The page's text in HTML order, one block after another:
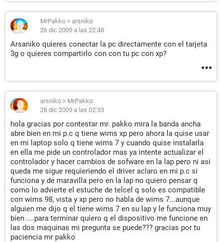
MrPakko > arsniko
26 dic 2009 a las 22:48
Arsaniko quieres conectar la pc directamente con el tarjeta
3g o quieres compartirlo con con tu pc con xp?
arsniko > MrPakko
28 dic 2009 a las 02:33
hola gracias por contestar mr. pakko mira la banda ancha
abre bien en mi p.c q tiene wims xp pero ahora la quise usar
en mi laptop solo q tiene wims 7 y cuando quise instalarla
en ella me pide un controlador mas ya intente actualizar el
controlador y hacer cambios de sofware en la lap pero ni asi
queda me sigue requieriendo el driver aclaro en mi p.c si
funciona y de maravilla pero en la lap no quiero pensar q
como lo advierte el estuche de telcel q solo es compatible
con wims 98, vista y xp pero no habla de wims 7...aunque
alguien me dijo q el tiene wims 7 en su lap y le funciona muy
bien ....para terminar quiero q el dispositivo me funcione en
las dos maquinas mi pregunta se puede??? gracias por tu
paciencia mr pakko